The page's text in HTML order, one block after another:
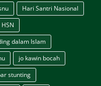
Hari Santri Nasional
HSN
dalam Islam
jo kawin bocah
stunting